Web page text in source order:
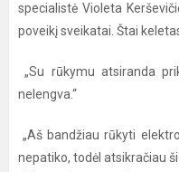
specialistė Violeta
poveikį sveikatai. Štai
„Su rūkymu atsiranda
nelengva.“
„Aš bandžiau rūkyti
nepatiko, todėl atsikračiau